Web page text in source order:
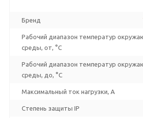
Бренд
Рабочий диапазон температур
среды, от, °C
Рабочий диапазон температур
среды, до, °C
Максимальный ток нагрузки, А
Степень защиты IP